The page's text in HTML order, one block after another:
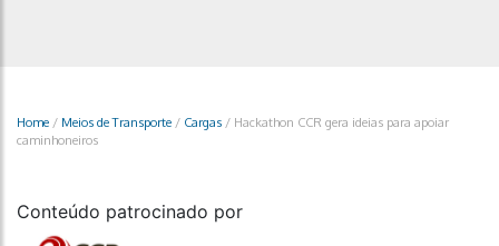
Home / Meios de Transporte / Cargas / Hackathon CCR gera ideias para apoiar
caminhoneiros
Conteúdo patrocinado por